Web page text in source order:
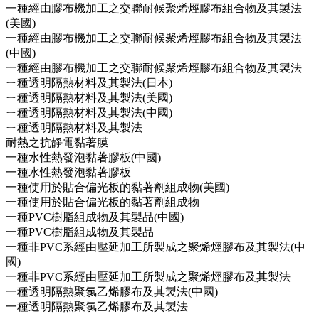
一種經由膠布機加工之交聯耐候聚烯烴膠布組合物及其製法
(美國)
一種經由膠布機加工之交聯耐候聚烯烴膠布組合物及其製法
(中國)
一種經由膠布機加工之交聯耐候聚烯烴膠布組合物及其製法
ㄧ種透明隔熱材料及其製法(日本)
ㄧ種透明隔熱材料及其製法(美國)
ㄧ種透明隔熱材料及其製法(中國)
ㄧ種透明隔熱材料及其製法
耐熱之抗靜電黏著膜
一種水性熱發泡黏著膠板(中國)
一種水性熱發泡黏著膠板
一種使用於貼合偏光板的黏著劑組成物(美國)
一種使用於貼合偏光板的黏著劑組成物
一種PVC樹脂組成物及其製品(中國)
一種PVC樹脂組成物及其製品
一種非PVC系經由壓延加工所製成之聚烯烴膠布及其製法(中
國)
一種非PVC系經由壓延加工所製成之聚烯烴膠布及其製法
一種透明隔熱聚氯乙烯膠布及其製法(中國)
一種透明隔熱聚氯乙烯膠布及其製法